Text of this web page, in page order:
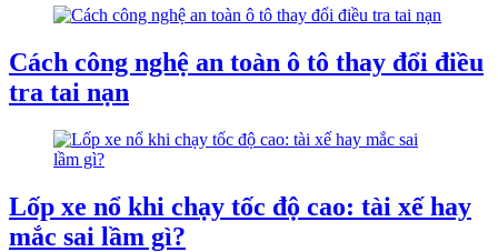
Cách công nghệ an toàn ô tô thay đổi điều
tra tai nạn
Lốp xe nổ khi chạy tốc độ cao: tài xế hay
mắc sai lầm gì?